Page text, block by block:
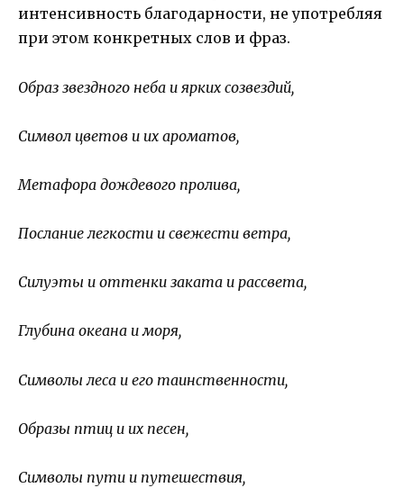
интенсивность благодарности, не употребляя
при этом конкретных слов и фраз.
Образ звездного неба и ярких созвездий,
Символ цветов и их ароматов,
Метафора дождевого пролива,
Послание легкости и свежести ветра,
Силуэты и оттенки заката и рассвета,
Глубина океана и моря,
Символы леса и его таинственности,
Образы птиц и их песен,
Символы пути и путешествия,